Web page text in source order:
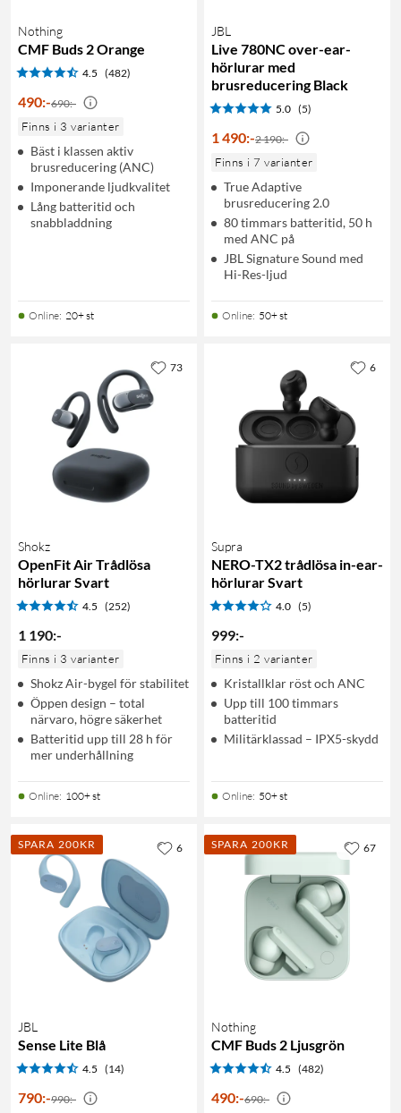
Nothing
CMF Buds 2 Orange
4.5 (482)
490:-690:-
Finns i 3 varianter
Bäst i klassen aktiv
brusreducering (ANC)
Imponerande ljudkvalitet
Lång batteritid och
snabbladdning
Online: 20+ st
JBL
Live 780NC over-ear-
hörlurar med
brusreducering Black
5.0 (5)
1 490:-2 190:-
Finns i 7 varianter
True Adaptive
brusreducering 2.0
80 timmars batteritid, 50 h
med ANC på
JBL Signature Sound med
Hi-Res-ljud
Online: 50+ st
Shokz
OpenFit Air Trådlösa
hörlurar Svart
4.5 (252)
1 190:-
Finns i 3 varianter
Shokz Air-bygel för stabilitet
Öppen design – total
närvaro, högre säkerhet
Batteritid upp till 28 h för
mer underhållning
Online: 100+ st
73
Supra
NERO-TX2 trådlösa in-ear-
hörlurar Svart
4.0 (5)
999:-
Finns i 2 varianter
Kristallklar röst och ANC
Upp till 100 timmars
batteritid
Militärklassad – IPX5-skydd
Online: 50+ st
6
SPARA 200KR
JBL
Sense Lite Blå
4.5 (14)
790:-990:-
6 SPARA 200KR
Nothing
CMF Buds 2 Ljusgrön
4.5 (482)
490:-690:-
67